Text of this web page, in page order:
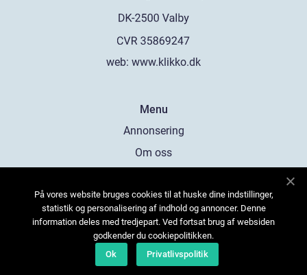
web: www.klikko.dk
Menu
Annonsering
Om oss
Kontakta oss
Sitemap
På vores website bruges cookies til at huske dine indstillinger,
statistik og personalisering af indhold og annoncer. Denne
information deles med tredjepart. Ved fortsat brug af websiden
godkender du cookiepolitikken.
Ok
Privatlivspolitik